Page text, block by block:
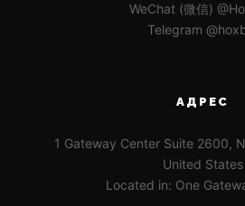
WeChat (微信)
Telegram
АДРЕС
1 Gateway Center Suite 2600,
United States
Located in: One